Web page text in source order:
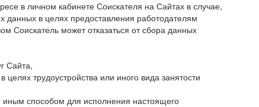
в личном кабинете Соискателя на Сайтах в случае,
данных в целях предоставления работодателям
Соискатель может отказаться от сбора данных
Сайта,
трудоустройства или иного вида занятости
иным способом для исполнения настоящего